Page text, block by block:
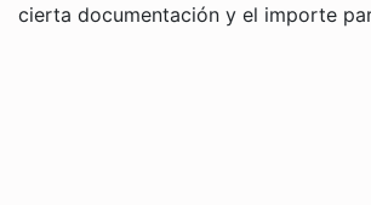
cierta documentación y el importe